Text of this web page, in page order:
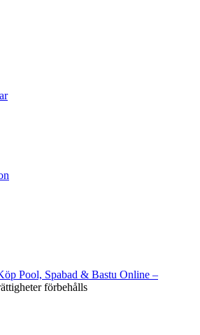
Pool, Spabad & Bastu Online –
förbehålls